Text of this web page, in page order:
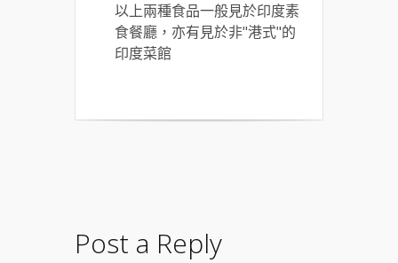
以上兩種食品一般見於印度素
食餐廳，亦有見於非"港式"的
印度菜館
Post a Reply